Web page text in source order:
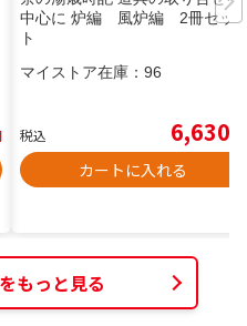
中心に 炉編 風炉編 2冊セッ
ト
マイストア在庫： 96
税込 6,630
カートに入れる
もっと見る